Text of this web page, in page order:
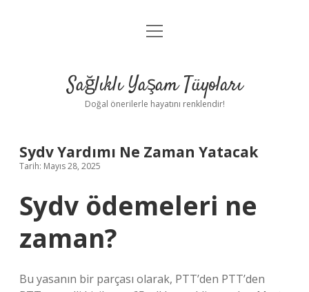
Anasayfa
Yasal Uyarı
menüyü
Sağlıklı Yaşam Tüyoları
Doğal önerilerle hayatını renklendir!
Sydv Yardımı Ne Zaman Yatacak
Tarih: Mayıs 28, 2025
Sydv ödemeleri ne
zaman?
Bu yasanın bir parçası olarak, PTT’den PTT’den